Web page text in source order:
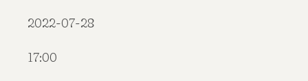
2022-07-28
17:00